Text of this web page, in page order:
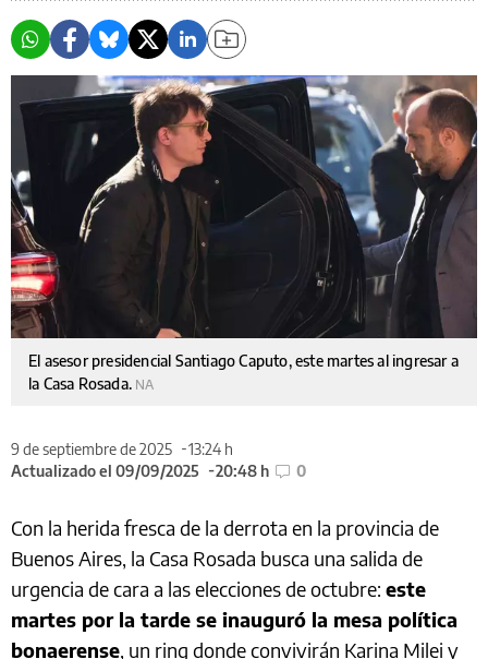
El asesor presidencial Santiago Caputo, este martes al ingresar a
la Casa Rosada. NA
9 de septiembre de 2025
13:24 h
Actualizado el 09/09/2025
20:48 h 0
Con la herida fresca de la derrota en la provincia de
Buenos Aires, la Casa Rosada busca una salida de
urgencia de cara a las elecciones de octubre: este
martes por la tarde se inauguró la mesa política
bonaerense, un ring donde convivirán Karina Milei y